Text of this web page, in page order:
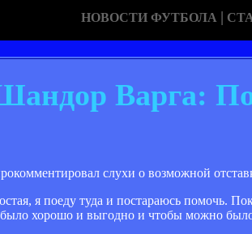
НОВОСТИ ФУТБОЛА |
Варга:
слухи о возможной
я поеду туда и постараюсь помочь.
хорошо и выгодно и чтобы можно